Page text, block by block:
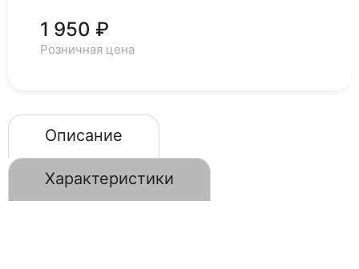
1 950 ₽
Розничная цена
Описание
Характеристики